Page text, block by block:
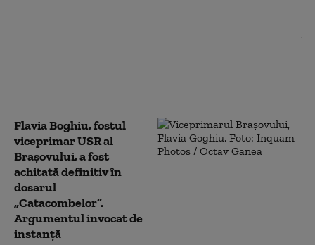
Flavia Boghiu, fostul
viceprimar USR al
Brașovului, a fost
achitată definitiv în
dosarul
„Catacombelor”.
Argumentul invocat de
instanță